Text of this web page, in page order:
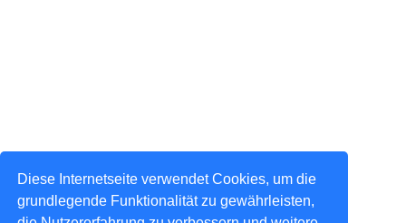
Diese Internetseite verwendet Cookies, um die
grundlegende Funktionalität zu gewährleisten,